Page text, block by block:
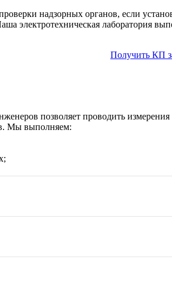
надзорных органов, если
электротехническая лаборатория
Получить КП
позволяет проводить
Мы выполняем: